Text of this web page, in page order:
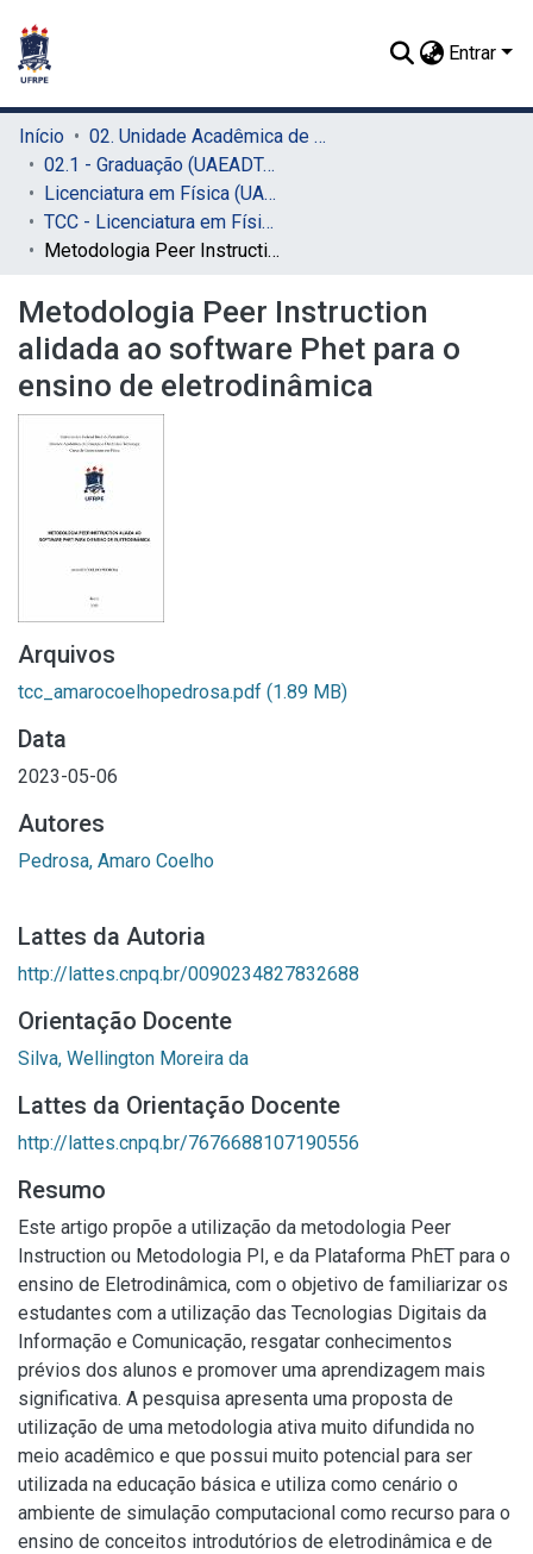
Entrar
Início
02. Unidade Acadêmica de Educação a Distância e Tecnologia (UAEADTec)
02.1 - Graduação (UAEADTec)
Licenciatura em Física (UAEADTec)
TCC - Licenciatura em Física (UAEADTec)
Metodologia Peer Instruction alidada ao software Phet para o ensino de eletrodinâmica
Metodologia Peer Instruction
alidada ao software Phet para o
ensino de eletrodinâmica
Arquivos
tcc_amarocoelhopedrosa.pdf (1.89 MB)
Data
2023-05-06
Autores
Pedrosa, Amaro Coelho
Lattes da Autoria
http://lattes.cnpq.br/0090234827832688
Orientação Docente
Silva, Wellington Moreira da
Lattes da Orientação Docente
http://lattes.cnpq.br/7676688107190556
Resumo
Este artigo propõe a utilização da metodologia Peer
Instruction ou Metodologia PI, e da Plataforma PhET para o
ensino de Eletrodinâmica, com o objetivo de familiarizar os
estudantes com a utilização das Tecnologias Digitais da
Informação e Comunicação, resgatar conhecimentos
prévios dos alunos e promover uma aprendizagem mais
significativa. A pesquisa apresenta uma proposta de
utilização de uma metodologia ativa muito difundida no
meio acadêmico e que possui muito potencial para ser
utilizada na educação básica e utiliza como cenário o
ambiente de simulação computacional como recurso para o
ensino de conceitos introdutórios de eletrodinâmica e de